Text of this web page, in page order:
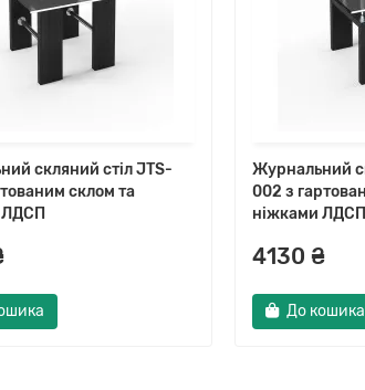
скляний стіл JTS-
склом та
ЛДСП
Журнальний
002 з
ніжками ЛДСП
4130 ₴
До кошика